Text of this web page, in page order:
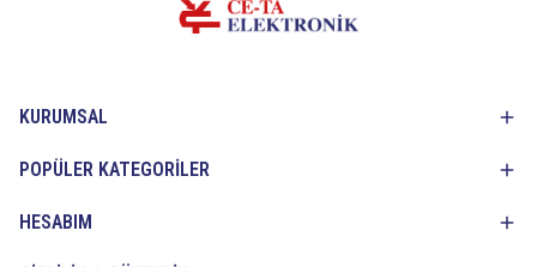
KURUMSAL
POPÜLER KATEGORİLER
HESABIM